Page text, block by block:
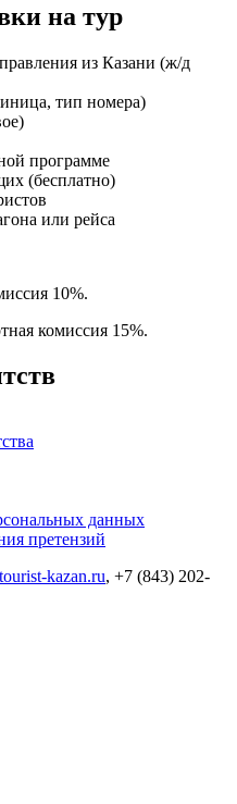
на тур
из Казани (ж/д
тип номера)
программе
(бесплатно)
или рейса
10%.
комиссия 15%.
данных
претензий
kazan.ru, +7 (843) 202-